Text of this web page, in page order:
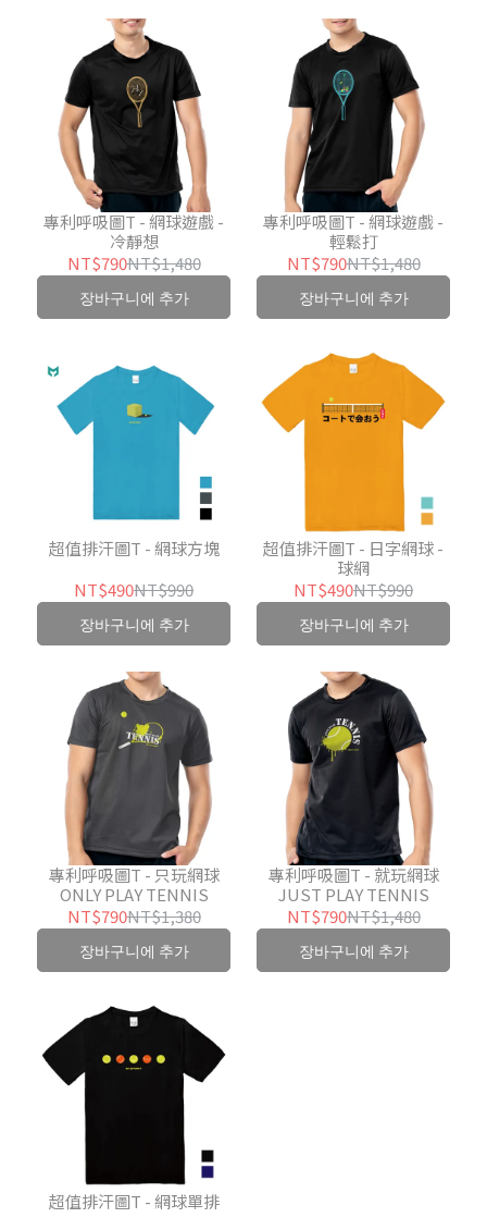
專利呼吸圖T - 網球遊戲 -
冷靜想
NT$790NT$1,480
장바구니에 추가
專利呼吸圖T - 網球遊戲 -
輕鬆打
NT$790NT$1,480
장바구니에 추가
超值排汗圖T - 網球方塊
NT$490NT$990
장바구니에 추가
超值排汗圖T - 日字網球 -
球網
NT$490NT$990
장바구니에 추가
專利呼吸圖T - 只玩網球
ONLY PLAY TENNIS
NT$790NT$1,380
장바구니에 추가
專利呼吸圖T - 就玩網球
JUST PLAY TENNIS
NT$790NT$1,480
장바구니에 추가
超值排汗圖T - 網球單排